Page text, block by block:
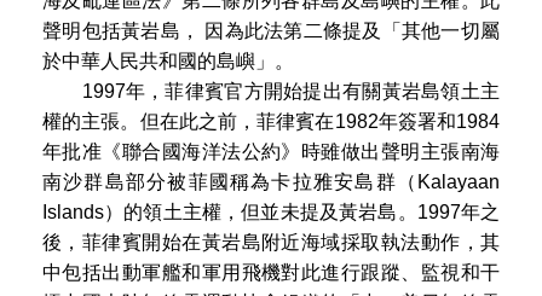
聲明包括黃岩島， 因為此法第二條提及「其他一切屬
於中華人民共和國的島嶼」。
1997年，菲律賓官方開始提出有關黃岩島領土主
權的主張。但在此之前，菲律賓在1982年簽署和1984
年批准《聯合國海洋法公約》時雖做出聲明主張南海
南沙群島部分被菲國稱為卡拉雅安島群（Kalayaan
Islands）的領土主權，但並未提及黃岩島。1997年之
後，菲律賓開始在黃岩島附近海域採取執法動作，其
中包括出動軍艦和軍用飛機對此進行跟蹤、監視和干